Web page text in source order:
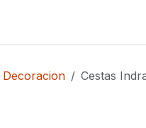
Decoracion Cestas